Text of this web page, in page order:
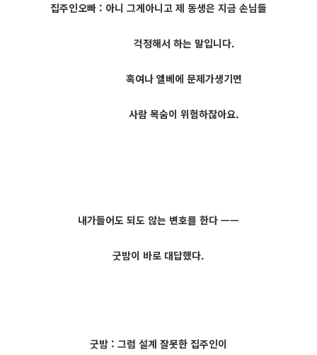
집주인오빠 : 아니 그게아니고 제 동생은 지금 손님들
걱정해서 하는 말입니다.
혹여나 엘베에 문제가생기면
사람 목숨이 위험하잖아요.
내가들어도 되도 않는 변호를 한다 ㅡㅡ
굿밤이 바로 대답했다.
굿밤 : 그럼 설계 잘못한 집주인이